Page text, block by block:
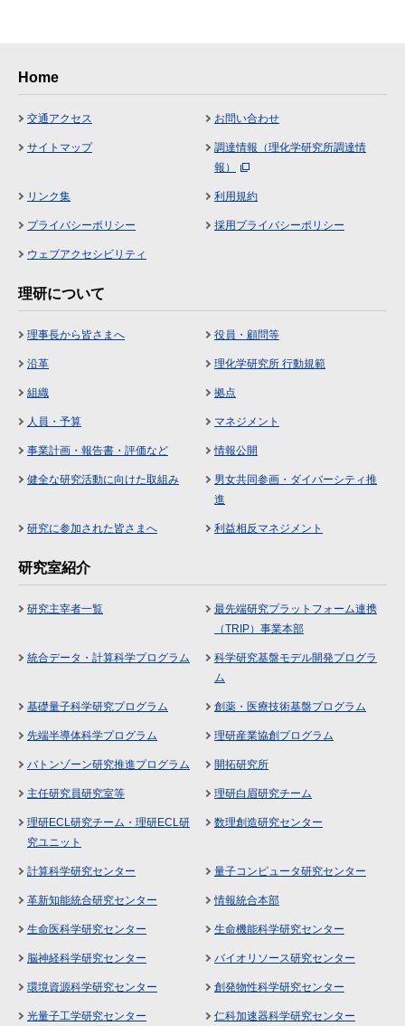
Home
交通アクセス お問い合わせ
サイトマップ
調達情報（理化学研究所調達情
報）
リンク集 利用規約
プライバシーポリシー 採用プライバシーポリシー
ウェブアクセシビリティ
理研について
理事長から皆さまへ 役員・顧問等
沿革 理化学研究所 行動規範
組織 拠点
人員・予算 マネジメント
事業計画・報告書・評価など 情報公開
健全な研究活動に向けた取組み
男女共同参画・ダイバーシティ推
進
研究に参加された皆さまへ 利益相反マネジメント
研究室紹介
研究主宰者一覧
最先端研究プラットフォーム連携
（TRIP）事業本部
統合データ・計算科学プログラム
科学研究基盤モデル開発プログラ
ム
基礎量子科学研究プログラム 創薬・医療技術基盤プログラム
先端半導体科学プログラム 理研産業協創プログラム
バトンゾーン研究推進プログラム 開拓研究所
主任研究員研究室等 理研白眉研究チーム
理研ECL研究チーム・理研ECL研
究ユニット
数理創造研究センター
計算科学研究センター 量子コンピュータ研究センター
革新知能統合研究センター 情報統合本部
生命医科学研究センター 生命機能科学研究センター
脳神経科学研究センター バイオリソース研究センター
環境資源科学研究センター 創発物性科学研究センター
光量子工学研究センター 仁科加速器科学研究センター